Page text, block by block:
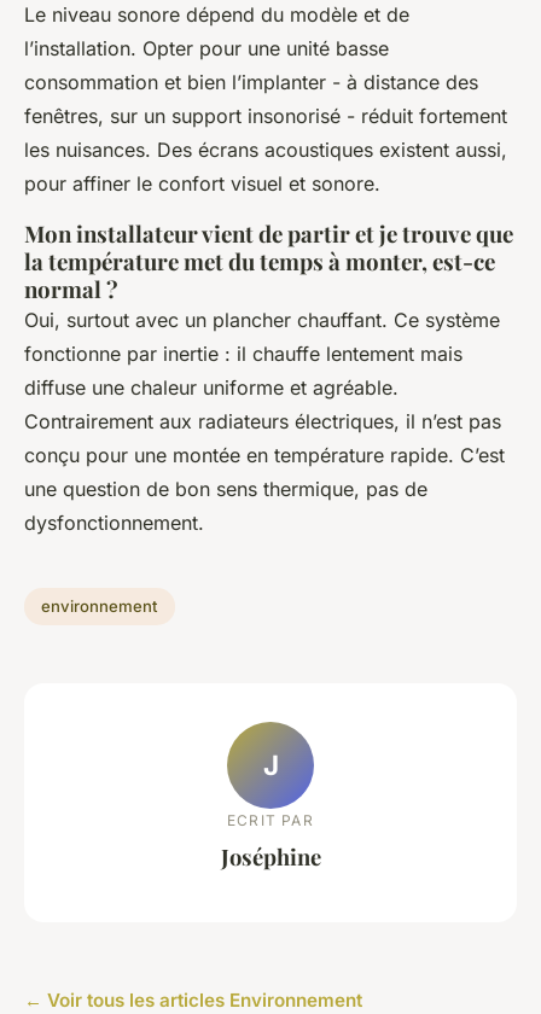
Le niveau sonore dépend du modèle et de
l’installation. Opter pour une unité basse
consommation et bien l’implanter - à distance des
fenêtres, sur un support insonorisé - réduit fortement
les nuisances. Des écrans acoustiques existent aussi,
pour affiner le confort visuel et sonore.
Mon installateur vient de partir et je trouve que
la température met du temps à monter, est-ce
normal ?
Oui, surtout avec un plancher chauffant. Ce système
fonctionne par inertie : il chauffe lentement mais
diffuse une chaleur uniforme et agréable.
Contrairement aux radiateurs électriques, il n’est pas
conçu pour une montée en température rapide. C’est
une question de bon sens thermique, pas de
dysfonctionnement.
environnement
J
ECRIT PAR
Joséphine
← Voir tous les articles Environnement